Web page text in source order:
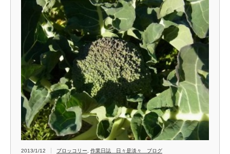
2013/1/12 ブロッコリー 作業日誌 日々是淡々 ブログ